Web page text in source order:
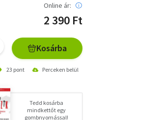
Online ár:
2 390 Ft
Kosárba
23 pont Perceken belül
Tedd kosárba
mindkettőt egy
gombnyomással!